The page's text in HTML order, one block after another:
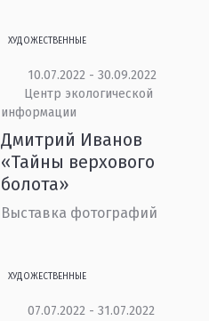
ХУДОЖЕСТВЕННЫЕ
10.07.2022 - 30.09.2022
Центр экологической
информации
Дмитрий Иванов
«Тайны верхового
болота»
Выставка фотографий
ХУДОЖЕСТВЕННЫЕ
07.07.2022 - 31.07.2022